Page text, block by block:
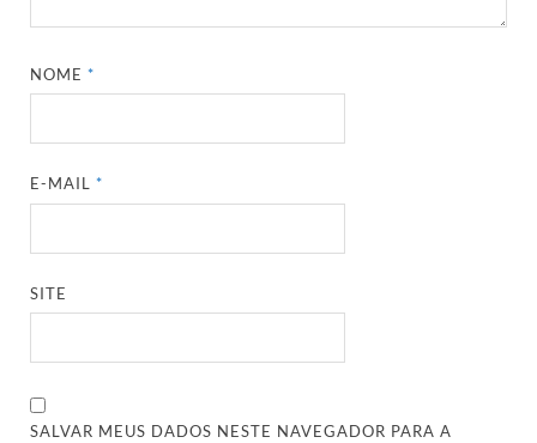
NOME*
E-MAIL*
SITE
SALVAR MEUS DADOS NESTE NAVEGADOR PARA A